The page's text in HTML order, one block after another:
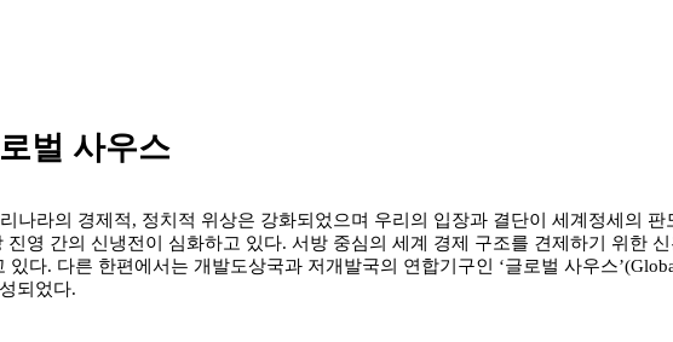
벌 사우스
라의 경제적, 정치적 위상은 강화되었으며 우리의 입장과 결단이 세계정세의
영 간의 신냉전이 심화하고 있다. 서방 중심의 세계 경제 구조를 견제하기 위한
다. 다른 한편에서는 개발도상국과 저개발국의 연합기구인 ‘글로벌 사우스
되었다.